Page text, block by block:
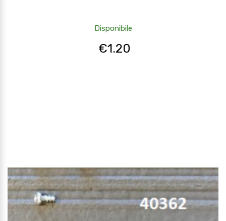
Disponibile
€1.20